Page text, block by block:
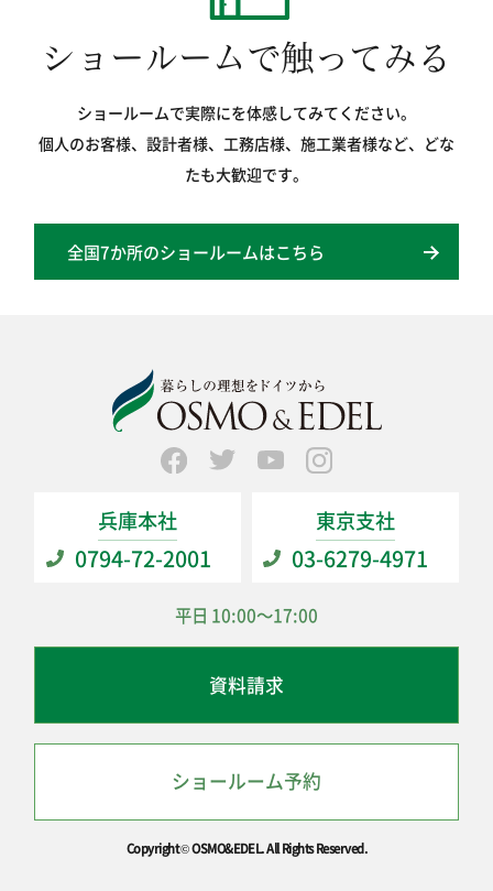
ショールームで触ってみる
ショールームで実際にを体感してみてください。
個人のお客様、設計者様、工務店様、施工業者様など、どな
たも大歓迎です。
全国7か所のショールームはこちら
兵庫本社
0794-72-2001
東京支社
03-6279-4971
平日 10:00～17:00
資料請求
ショールーム予約
Copyright © OSMO&EDEL. All Rights Reserved.